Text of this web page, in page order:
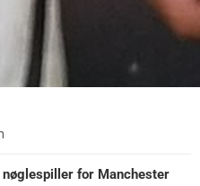
for Manchester